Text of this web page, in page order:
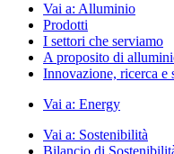
Vai a: Alluminio
Prodotti
I settori che serviamo
A proposito di
Innovazione, ricerca e
Vai a: Energy
Vai a: Sostenibilità
Bilancio di